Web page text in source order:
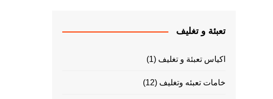
تعبئة و تغليف
اكياس تعبئة و تغليف (1)
خامات تعبئه وتغليف (12)